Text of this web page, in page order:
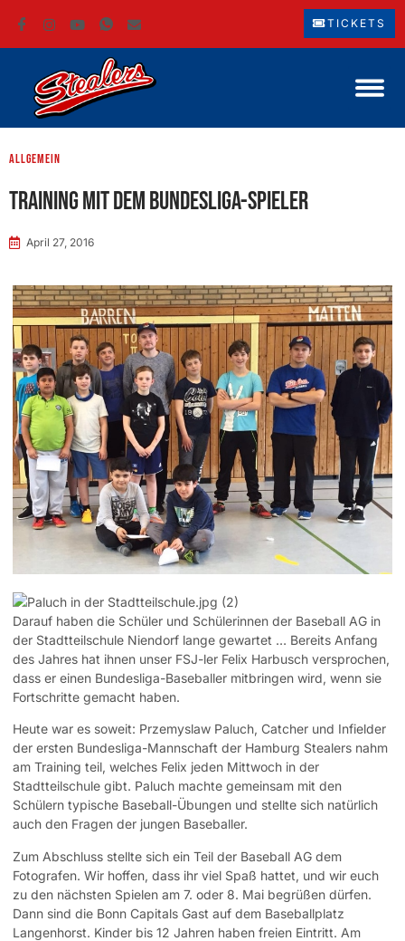
TICKETS
Allgemein
Training mit dem Bundesliga-Spieler
April 27, 2016
Darauf haben die Schüler und Schülerinnen der Baseball AG in
der Stadtteilschule Niendorf lange gewartet … Bereits Anfang
des Jahres hat ihnen unser FSJ-ler Felix Harbusch versprochen,
dass er einen Bundesliga-Baseballer mitbringen wird, wenn sie
Fortschritte gemacht haben.
Heute war es soweit: Przemyslaw Paluch, Catcher und Infielder
der ersten Bundesliga-Mannschaft der Hamburg Stealers nahm
am Training teil, welches Felix jeden Mittwoch in der
Stadtteilschule gibt. Paluch machte gemeinsam mit den
Schülern typische Baseball-Übungen und stellte sich natürlich
auch den Fragen der jungen Baseballer.
Zum Abschluss stellte sich ein Teil der Baseball AG dem
Fotografen. Wir hoffen, dass ihr viel Spaß hattet, und wir euch
zu den nächsten Spielen am 7. oder 8. Mai begrüßen dürfen.
Dann sind die Bonn Capitals Gast auf dem Baseballplatz
Langenhorst. Kinder bis 12 Jahren haben freien Eintritt. Am